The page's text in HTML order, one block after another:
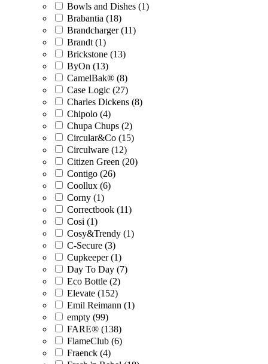
Bowls and Dishes (1)
Brabantia (18)
Brandcharger (11)
Brandt (1)
Brickstone (13)
ByOn (13)
CamelBak® (8)
Case Logic (27)
Charles Dickens (8)
Chipolo (4)
Chupa Chups (2)
Circular&Co (15)
Circulware (12)
Citizen Green (20)
Contigo (26)
Coollux (6)
Corny (1)
Correctbook (11)
Cosi (1)
Cosy&Trendy (1)
C-Secure (3)
Cupkeeper (1)
Day To Day (7)
Eco Bottle (2)
Elevate (152)
Emil Reimann (1)
empty (99)
FARE® (138)
FlameClub (6)
Fraenck (4)